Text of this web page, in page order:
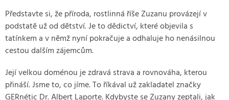
Představte si, že příroda, rostlinná říše Zuzanu provázejí v
podstatě už od dětství. Je to dědictví, které objevila s
tatínkem a v němž nyní pokračuje a odhaluje ho nenásilnou
cestou dalším zájemcům.
Její velkou doménou je zdravá strava a rovnováha, kterou
přináší. Jsme to, co jíme. To říkával už zakladatel značky